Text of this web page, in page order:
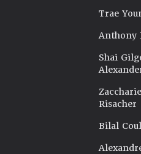
Trae
Anthony
Shai
Zaccharie
Risacher
Bilal